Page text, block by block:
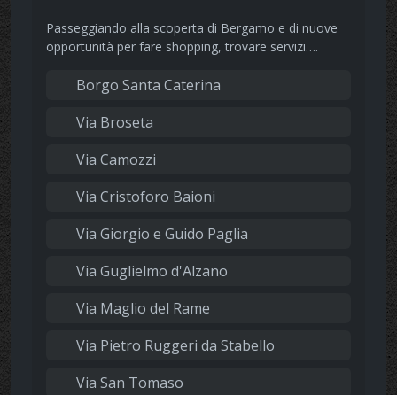
Passeggiando alla scoperta di Bergamo e di nuove
opportunità per fare shopping, trovare servizi….
Borgo Santa Caterina
Via Broseta
Via Camozzi
Via Cristoforo Baioni
Via Giorgio e Guido Paglia
Via Guglielmo d'Alzano
Via Maglio del Rame
Via Pietro Ruggeri da Stabello
Via San Tomaso